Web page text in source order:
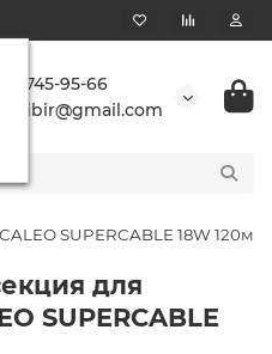
745-95-66
SUPERCABLE 18W 120м
для
SUPERCABLE